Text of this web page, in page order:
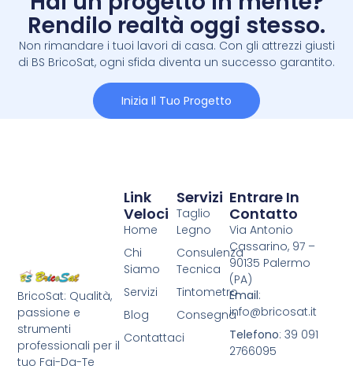
Rendilo realtà oggi stesso.
Non rimandare i tuoi lavori di casa. Con gli attrezzi giusti
di BS BricoSat, ogni sfida diventa un successo garantito.
Inizia Il Tuo Progetto
BricoSat: Qualità,
passione e
strumenti
professionali per il
tuo Fai-Da-Te
Servizi
Taglio
Legno
Consulenza
Tecnica
Tintometro
Consegna
Link
Veloci
Home
Chi
Siamo
Servizi
Blog
Contattaci
Entrare In
Contatto
Via Antonio
Cassarino, 97 –
90135 Palermo
(PA)
Email:
info@bricosat.it
Telefono: 39 091
2766095